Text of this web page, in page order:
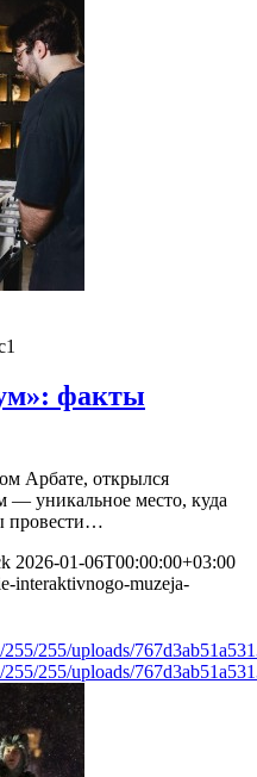
факты
Арбате, открылся
— уникальное место, куда
провести…
2026-01-06T00:00:00+03:00
interaktivnogo-muzeja-
255/uploads/
255/uploads/